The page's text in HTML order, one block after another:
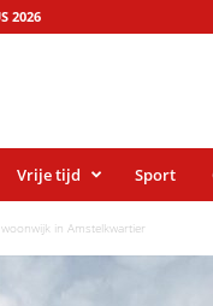
2026
Vrije tijd Sport
in Amstelkwartier